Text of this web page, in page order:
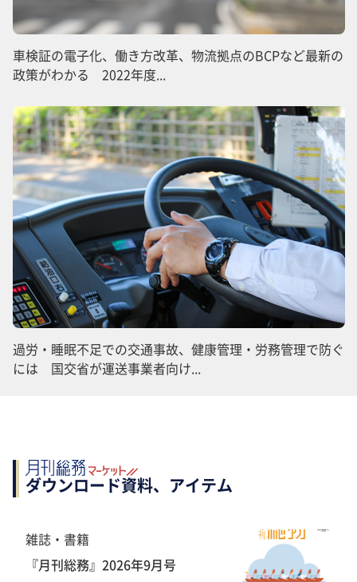
車検証の電子化、働き方改革、物流拠点のBCPなど最新の
政策がわかる 2022年度...
過労・睡眠不足での交通事故、健康管理・労務管理で防ぐ
には 国交省が運送事業者向け...
ダウンロード資料、アイテム
雑誌・書籍
『月刊総務』2026年9月号